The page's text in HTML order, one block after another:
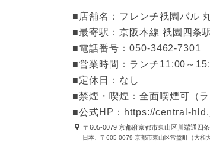
■店舗名：フレンチ祇園バル
■最寄駅：京阪本線 祇園四条
■電話番号：050-3462-7301
■営業時間：ランチ11:00～
■定休日：なし
■禁煙・喫煙：全面喫煙可（
■公式HP：https://central-
〒605-0079 京都府京都市東山区川端通四
日本、〒605-0079 京都市東山区常盤町（大和